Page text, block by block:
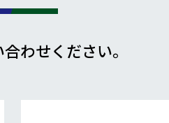
わせください。